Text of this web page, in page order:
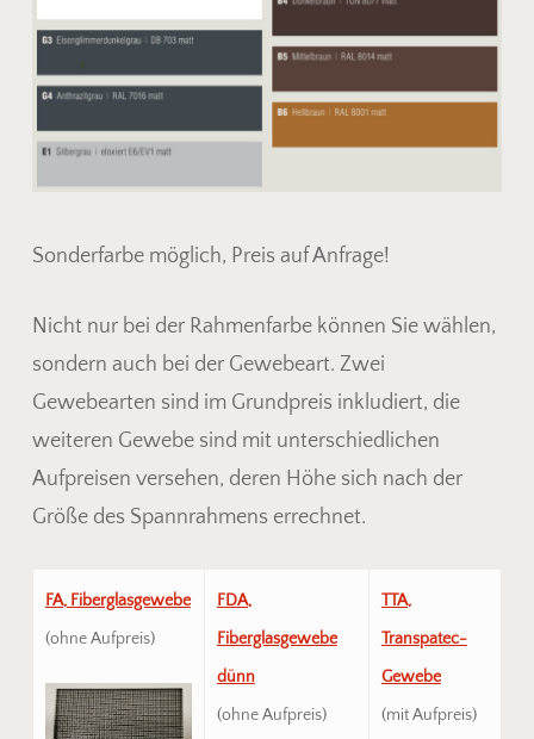
Sonderfarbe möglich, Preis auf Anfrage!
Nicht nur bei der Rahmenfarbe können Sie wählen,
sondern auch bei der Gewebeart. Zwei
Gewebearten sind im Grundpreis inkludiert, die
weiteren Gewebe sind mit unterschiedlichen
Aufpreisen versehen, deren Höhe sich nach der
Größe des Spannrahmens errechnet.
FA, Fiberglasgewebe
(ohne Aufpreis)
FDA,
Fiberglasgewebe
dünn
(ohne Aufpreis)
TTA,
Transpatec-
Gewebe
(mit Aufpreis)